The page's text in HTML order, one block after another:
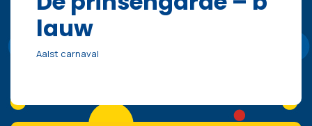
lauw
Aalst carnaval